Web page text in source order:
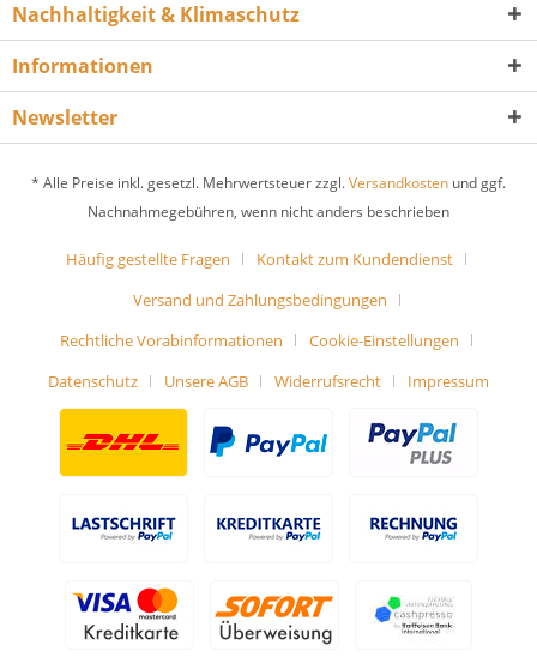
Nachhaltigkeit & Klimaschutz
Informationen
Newsletter
* Alle Preise inkl. gesetzl. Mehrwertsteuer zzgl.Versandkosten und ggf.
Nachnahmegebühren, wenn nicht anders beschrieben
Häufig gestellte Fragen
Kontakt zum Kundendienst
Versand und Zahlungsbedingungen
Rechtliche Vorabinformationen
Cookie-Einstellungen
Datenschutz
Unsere AGB Widerrufsrecht Impressum